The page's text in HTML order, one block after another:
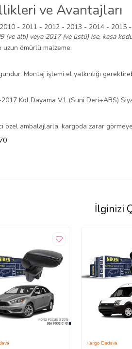
ve Avantajları
- 2011 - 2012 - 2013 - 2014 - 2015
(ve altı) veya 2017 (ve üstü) ise, kasa
uzun ömürlü malzeme.
Montaj işlemi el yatkınlığı
Kol Dayama V1 (Suni Deri+ABS)
özel ambalajlarla, kargoda zarar
İlginizi
Kargo Bedava